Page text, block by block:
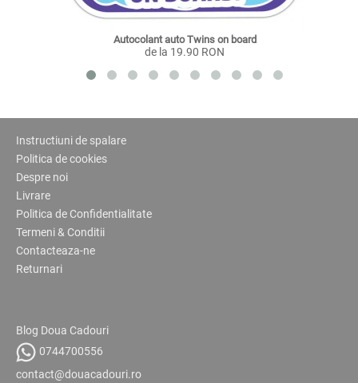
Autocolant auto Twins on board
de la 19.90 RON
Instructiuni de spalare
Politica de cookies
Despre noi
Livrare
Politica de Confidentialitate
Termeni & Conditii
Contacteaza-ne
Returnari
Blog Doua Cadouri
0744700556
contact@douacadouri.ro